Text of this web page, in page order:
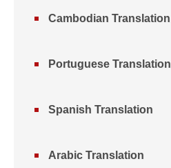
Cambodian Translation
Portuguese Translation
Spanish Translation
Arabic Translation